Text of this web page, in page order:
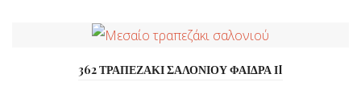
362 ΤΡΑΠΕΖΑΚΙ ΣΑΛΟΝΙΟΥ ΦΑΙΔΡΑ ΙI